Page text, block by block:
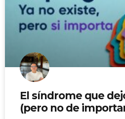
El síndrome que
(pero no de